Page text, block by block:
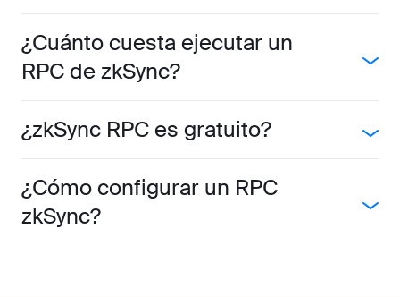
¿Cuánto cuesta ejecutar un
RPC de zkSync?
¿zkSync RPC es gratuito?
¿Cómo configurar un RPC
zkSync?